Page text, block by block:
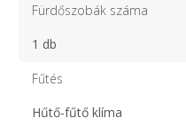
Fürdőszobák száma
1 db
Fűtés
Hűtő-fűtő klíma